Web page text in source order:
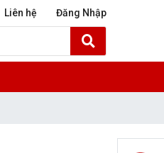
Liên hệ Đăng Nhập